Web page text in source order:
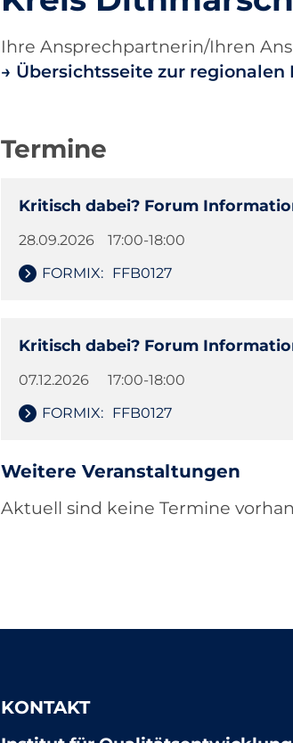
Ihre Ansprechpartnerin/Ihren
Übersichtsseite zur regionalen
Termine
Kritisch dabei? Forum
28.09.2026
17:00-18:00
FORMIX: FFB0127
Kritisch dabei? Forum
07.12.2026
17:00-18:00
FORMIX: FFB0127
Weitere Veranstaltungen
Aktuell sind keine Termine
KONTAKT